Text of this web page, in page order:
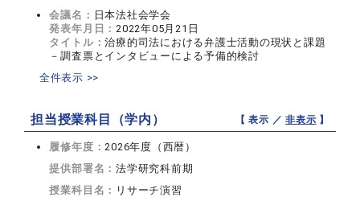
会議名： 日本法社会学会
発表年月日：2022年05月21日
タイトル：治療的司法における弁護士活動の現状と課題
－調査票とインタビューによる予備的検討
全件表示 >>
担当授業科目（学内） 【 表示 ／非表示 】
履修年度：2026年度（西暦）
提供部署名：法学研究科前期
授業科目名： リサーチ演習